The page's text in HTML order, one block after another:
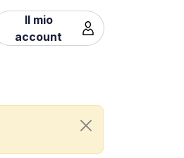
Il mio
account